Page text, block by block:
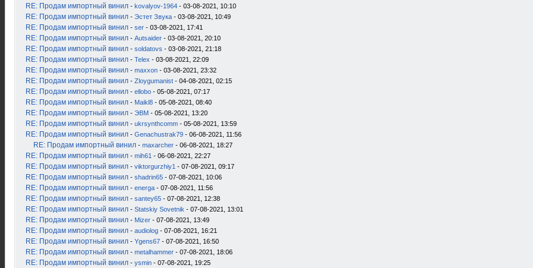
RE: Продам импортный винил - kovalyov-1964 - 03-08-2021, 10:10
RE: Продам импортный винил - Эстет Звука - 03-08-2021, 10:49
RE: Продам импортный винил - ser - 03-08-2021, 17:41
RE: Продам импортный винил - Autsaider - 03-08-2021, 20:10
RE: Продам импортный винил - soldatovs - 03-08-2021, 21:18
RE: Продам импортный винил - Telex - 03-08-2021, 22:09
RE: Продам импортный винил - maxxon - 03-08-2021, 23:32
RE: Продам импортный винил - Zloygumanist - 04-08-2021, 02:15
RE: Продам импортный винил - ellobo - 05-08-2021, 07:17
RE: Продам импортный винил - Maikl8 - 05-08-2021, 08:40
RE: Продам импортный винил - ЭВМ - 05-08-2021, 13:20
RE: Продам импортный винил - ukrsynthcomm - 05-08-2021, 13:59
RE: Продам импортный винил - Genachustrak79 - 06-08-2021, 11:56
RE: Продам импортный винил - maxarcher - 06-08-2021, 18:27
RE: Продам импортный винил - mih61 - 06-08-2021, 22:27
RE: Продам импортный винил - viktorgurzhiy1 - 07-08-2021, 09:17
RE: Продам импортный винил - shadrin65 - 07-08-2021, 10:06
RE: Продам импортный винил - energa - 07-08-2021, 11:56
RE: Продам импортный винил - santey65 - 07-08-2021, 12:38
RE: Продам импортный винил - Statskiy Sovetnik - 07-08-2021, 13:01
RE: Продам импортный винил - Mizer - 07-08-2021, 13:49
RE: Продам импортный винил - audiolog - 07-08-2021, 16:21
RE: Продам импортный винил - Ygens67 - 07-08-2021, 16:50
RE: Продам импортный винил - metalhammer - 07-08-2021, 18:06
RE: Продам импортный винил - ysmin - 07-08-2021, 19:25